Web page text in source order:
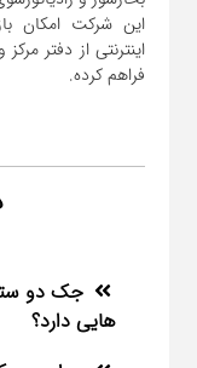
این شرکت امکان
اینترنتی از دفتر
فراهم کرده.
جک دو
هایی دارد؟